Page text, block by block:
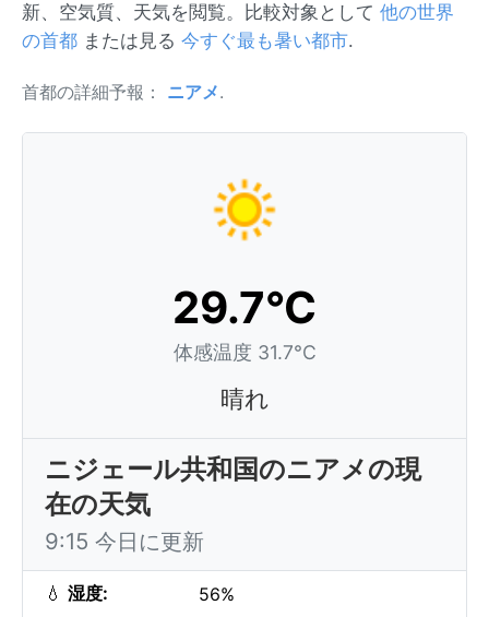
新、空気質、天気を閲覧。比較対象として 他の世界
の首都 または見る 今すぐ最も暑い都市.
首都の詳細予報： ニアメ.
29.7°C
体感温度 31.7°C
晴れ
ニジェール共和国のニアメの現
在の天気
9:15 今日に更新
💧 湿度: 56%